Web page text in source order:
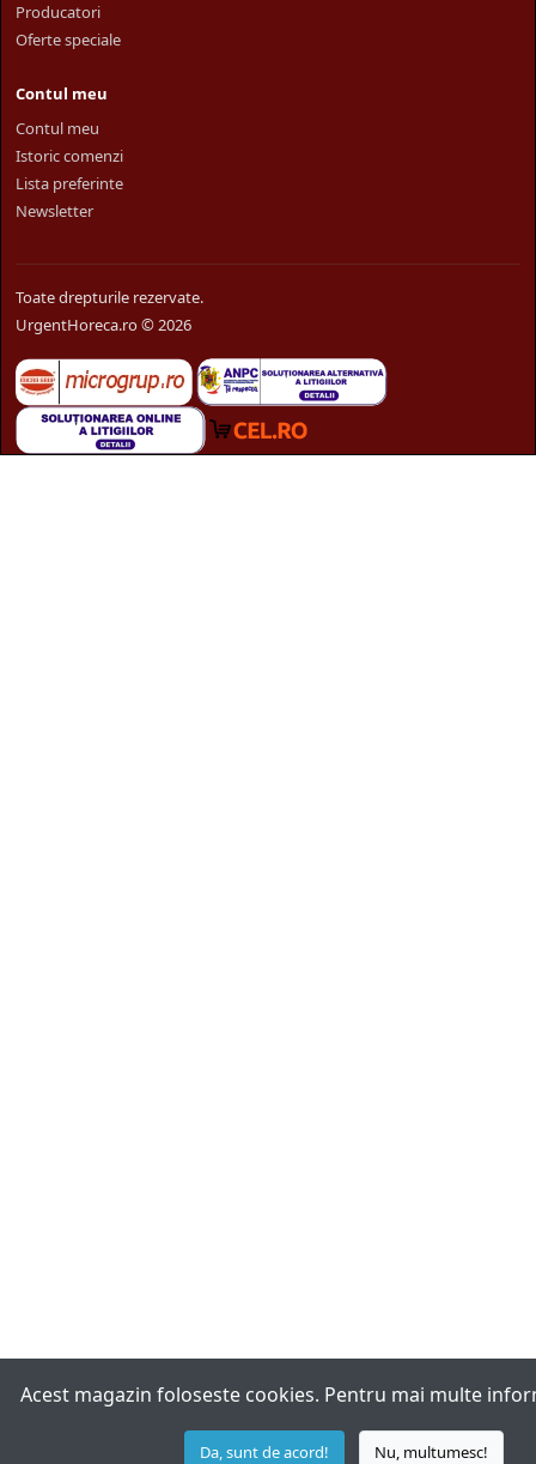
Producatori
Oferte speciale
Contul meu
Contul meu
Istoric comenzi
Lista preferinte
Newsletter
Toate drepturile rezervate.
UrgentHoreca.ro © 2026
Acest magazin foloseste cookies. Pentru mai multe
Da, sunt de acord! Nu, multumesc!